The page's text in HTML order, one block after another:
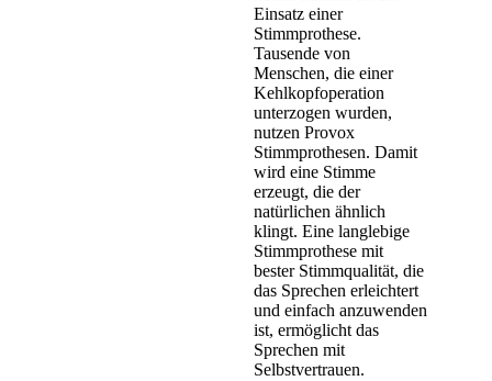
Einsatz einer
Stimmprothese.
Tausende von
Menschen, die einer
Kehlkopfoperation
unterzogen wurden,
nutzen Provox
Stimmprothesen. Damit
wird eine Stimme
erzeugt, die der
natürlichen ähnlich
klingt. Eine langlebige
Stimmprothese mit
bester Stimmqualität, die
das Sprechen erleichtert
und einfach anzuwenden
ist, ermöglicht das
Sprechen mit
Selbstvertrauen.